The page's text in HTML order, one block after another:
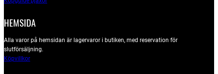
HEMSIDA
Alla varor på hemsidan är lagervaror i butiken, med reservation för
slutförsäljning.
Köpvillkor